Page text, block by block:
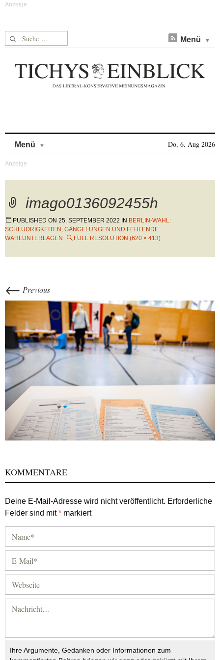
Suche nach: Menü
Menü Do, 6. Aug 2026
imago0136092455h
PUBLISHED ON 25. SEPTEMBER 2022 IN BERLIN-WAHL:
SCHLUDRIGKEITEN, GÄNGELUNGEN UND FEHLENDE
WAHLUNTERLAGEN
FULL RESOLUTION (620 × 413)
← Previous
KOMMENTARE
Deine E-Mail-Adresse wird nicht veröffentlicht. Erforderliche
Felder sind mit* markiert
Ihre Argumente, Gedanken oder Informationen zum